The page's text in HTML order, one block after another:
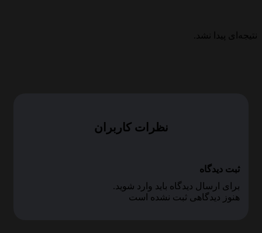
نتیجه‌ای پیدا نشد.
نظرات کاربران
ثبت دیدگاه
برای ارسال دیدگاه باید وارد شوید.
هنوز دیدگاهی ثبت نشده است